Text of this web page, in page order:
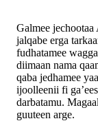
Galmee
jalqabe erga
fudhatamee
diimaan nama
qaba jedhamee
ijoolleenii fi
darbatamu.
guuteen arge.